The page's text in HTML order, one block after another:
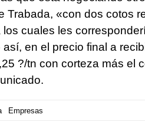
Trabada, «con dos cotos
cuales les
en el precio final a
?/tn con corteza más el
Empresas